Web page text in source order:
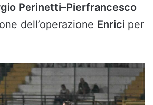
Perinetti–Pierfrancesco
dell’operazione Enrici per